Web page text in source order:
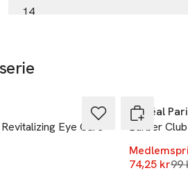
14
France
SKU: 65712028
Eye Care
L'Oréal
Barber
74,25 kr99